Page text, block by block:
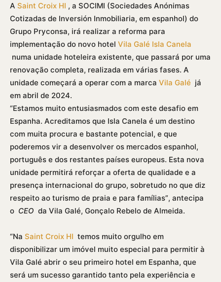
A Saint Croix HI , a SOCIMI (Sociedades Anónimas
Cotizadas de Inversión Inmobiliaria, em espanhol) do
Grupo Pryconsa, irá realizar a reforma para
implementação do novo hotel Vila Galé Isla Canela
numa unidade hoteleira existente, que passará por uma
renovação completa, realizada em várias fases. A
unidade começará a operar com a marca Vila Galé já
em abril de 2024.
“Estamos muito entusiasmados com este desafio em
Espanha. Acreditamos que Isla Canela é um destino
com muita procura e bastante potencial, e que
poderemos vir a desenvolver os mercados espanhol,
português e dos restantes paí­ses europeus. Esta nova
unidade permitirá reforçar a oferta de qualidade e a
presença internacional do grupo, sobretudo no que diz
respeito ao turismo de praia e para famí­lias”, antecipa
o CEO da Vila Galé, Gonçalo Rebelo de Almeida.
“Na Saint Croix HI temos muito orgulho em
disponibilizar um imóvel muito especial para permitir à
Vila Galé abrir o seu primeiro hotel em Espanha, que
será um sucesso garantido tanto pela experiência e